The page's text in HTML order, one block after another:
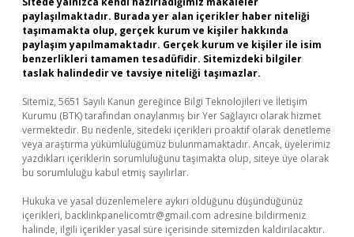
paylaşılmaktadır. Burada yer alan içerikler haber niteliği
taşımamakta olup, gerçek kurum ve kişiler hakkında
paylaşım yapılmamaktadır. Gerçek kurum ve kişiler ile isim
benzerlikleri tamamen tesadüfidir. Sitemizdeki bilgiler
taslak halindedir ve tavsiye niteliği taşımazlar.
Sitemiz, 5651 Sayılı Kanun gereğince Bilgi Teknolojileri ve İletişim
Kurumu (BTK) tarafından onaylanmış bir Yer Sağlayıcı olarak hizmet
vermektedir. Bu nedenle, sitedeki içerikleri proaktif olarak denetleme
veya araştırma yükümlülüğümüz bulunmamaktadır. Ancak, üyelerimiz
yazdıkları içeriklerin sorumluluğunu taşımakta olup, siteye üye olarak
bu sorumluluğu kabul etmiş sayılırlar.
Hukuka ve yasal düzenlemelere aykırı olduğunu düşündüğünüz
içerikleri, backlinkpanelicomtr@gmail.com adresine bildirmeniz
halinde, ilgili içerikler yasal süre içerisinde sitemizden kaldırılacaktır.